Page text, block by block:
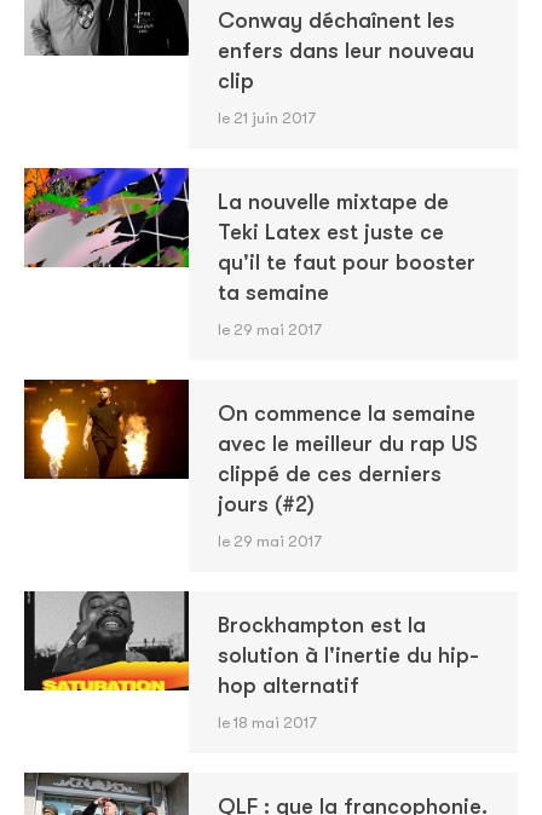
Conway déchaînent les
enfers dans leur nouveau
clip
le 21 juin 2017
La nouvelle mixtape de
Teki Latex est juste ce
qu'il te faut pour booster
ta semaine
le 29 mai 2017
On commence la semaine
avec le meilleur du rap US
clippé de ces derniers
jours (#2)
le 29 mai 2017
Brockhampton est la
solution à l'inertie du hip-
hop alternatif
le 18 mai 2017
QLF : que la francophonie.